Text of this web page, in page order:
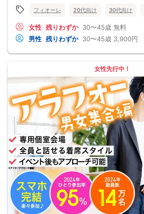
フィオーレ 20代向け 30代向け
女性 残りわずか 30〜45歳 無料
男性 残りわずか 30〜45歳 3,900円
女性先行中！